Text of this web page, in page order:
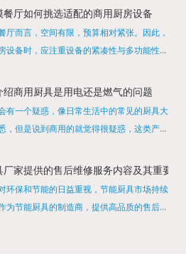
过相关检测证明的合格设备才能进行使用，
餐厅如何挑选适配的商用厨房设备
厅而言，空间有限，预算相对紧张。因此，
设备时，应注重设备的紧凑性与多功能性。
既能节省空间，又能满足多样化的烹饪需
绍商用厨具是用电还是燃气的问题
有一个疑惑，像日常生活中的常见的厨具大
，但是说到商用的就觉得很疑惑，这类产品
商用的吗?还真别说，真被大家猜对了，这
家提供的售后维修服务内容及其重要性
环保和节能的日益重视，节能厨具市场持续
为节能厨具的制造商，提供高品质的售后维